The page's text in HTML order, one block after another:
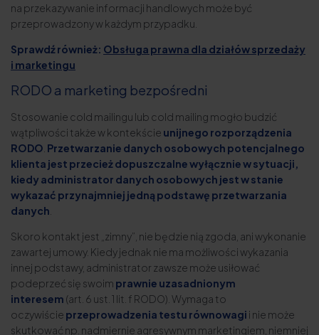
na przekazywanie informacji handlowych może być
przeprowadzony w każdym przypadku.
Sprawdź również: Obsługa prawna dla działów sprzedaży
i marketingu
RODO a marketing bezpośredni
Stosowanie cold mailingu lub cold mailing mogło budzić
wątpliwości także w kontekście unijnego rozporządzenia
RODO Przetwarzanie danych osobowych potencjalnego
klienta jest przecież dopuszczalne wyłącznie w sytuacji,
kiedy administrator danych osobowych jest w stanie
wykazać przynajmniej jedną podstawę przetwarzania
danych
Skoro kontakt jest „zimny”, nie będzie nią zgoda, ani wykonanie
zawartej umowy. Kiedy jednak nie ma możliwości wykazania
innej podstawy, administrator zawsze może usiłować
podeprzeć się swoim prawnie uzasadnionym
interesem (art. 6 ust. 1 lit. f RODO). Wymaga to
oczywiście przeprowadzenia testu równowagi i nie może
skutkować np. nadmiernie agresywnym marketingiem, niemniej